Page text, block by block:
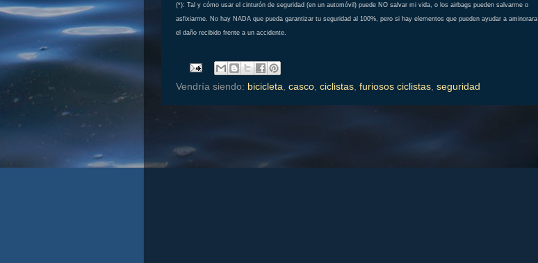
(*): Tal y cómo usar el cinturón de seguridad (en un automóvil) puede NO salvar mi vida, o los airbags pueden salvarme o
asfixiarme. No hay NADA que pueda garantizar tu seguridad al 100%, pero si hay elementos que pueden ayudar a aminorara
el daño recibido frente a un accidente.
Vendría siendo: bicicleta, casco, ciclistas, furiosos ciclistas, seguridad